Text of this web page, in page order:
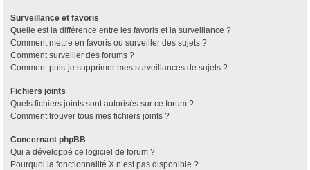
Surveillance et favoris
Quelle est la différence entre les favoris et la surveillance ?
Comment mettre en favoris ou surveiller des sujets ?
Comment surveiller des forums ?
Comment puis-je supprimer mes surveillances de sujets ?
Fichiers joints
Quels fichiers joints sont autorisés sur ce forum ?
Comment trouver tous mes fichiers joints ?
Concernant phpBB
Qui a développé ce logiciel de forum ?
Pourquoi la fonctionnalité X n’est pas disponible ?